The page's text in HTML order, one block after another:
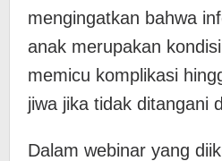
mengingatkan bahwa
anak merupakan
memicu komplikasi
jiwa jika tidak ditangani
Dalam webinar yang